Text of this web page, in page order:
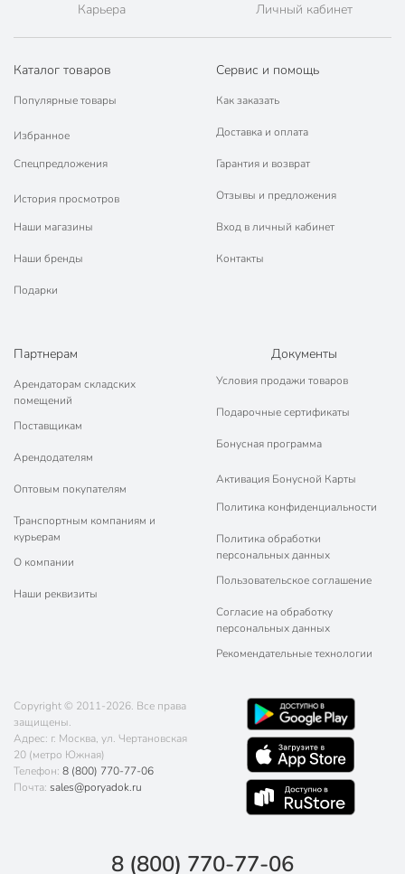
Карьера Личный кабинет
Каталог товаров
Популярные товары
Избранное
Спецпредложения
История просмотров
Наши магазины
Наши бренды
Подарки
Сервис и помощь
Как заказать
Доставка и оплата
Гарантия и возврат
Отзывы и предложения
Вход в личный кабинет
Контакты
Партнерам
Арендаторам складских
помещений
Поставщикам
Арендодателям
Оптовым покупателям
Транспортным компаниям и
курьерам
О компании
Наши реквизиты
Документы
Условия продажи товаров
Подарочные сертификаты
Бонусная программа
Активация Бонусной Карты
Политика конфиденциальности
Политика обработки
персональных данных
Пользовательское соглашение
Согласие на обработку
персональных данных
Рекомендательные технологии
Copyright © 2011-2026. Все права
защищены.
Адрес: г. Москва, ул. Чертановская
20 (метро Южная)
Телефон: 8 (800) 770-77-06
Почта: sales@poryadok.ru
8 (800) 770-77-06